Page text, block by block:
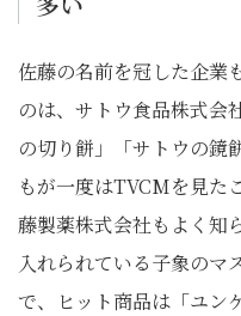
佐藤の名前を冠した企業
のは、サトウ食品株式会
の切り餅」「サトウの鏡
もが一度はTVCMを見た
藤製薬株式会社もよく知
入れられている子象のマ
で、ヒット商品は「ユン